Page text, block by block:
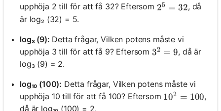
upphöja 2 till för att få 32? Eftersom 2^5 = 32
25 = 32, då
är log₂ (32) = 5.
log₃ (9): Detta frågar, Vilken potens måste vi
upphöja 3 till för att få 9? Eftersom 3^2 = 9
32 = 9, då är
log₃ (9) = 2.
log₁₀ (100): Detta frågar, Vilken potens måste vi
upphöja 10 till för att få 100? Eftersom 10^2 = 100
102 = 100,
då är log₁₀ (100) = 2.